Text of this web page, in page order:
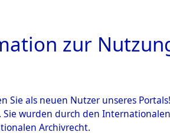
HOME
zur
Sie als neuen Nutzer unseres
Sie wurden durch den
Archivrecht.